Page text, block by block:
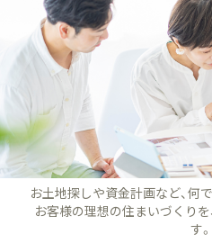
お土地探しや資金計画など、何
お客様の理想の住まいづくり
す。